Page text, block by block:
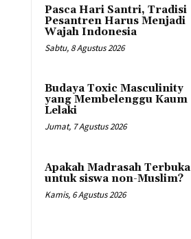
Pasca Hari Santri, Tradisi
Pesantren Harus Menjadi
Wajah Indonesia
Sabtu, 8 Agustus 2026
Budaya Toxic Masculinity
yang Membelenggu Kaum
Lelaki
Jumat, 7 Agustus 2026
Apakah Madrasah Terbuka
untuk siswa non-Muslim?
Kamis, 6 Agustus 2026